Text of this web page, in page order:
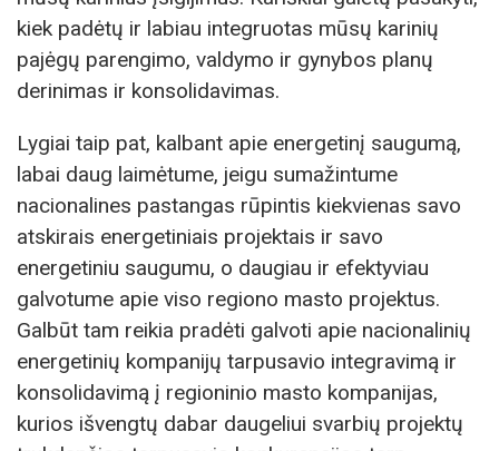
kiek padėtų ir labiau integruotas mūsų karinių
pajėgų parengimo, valdymo ir gynybos planų
derinimas ir konsolidavimas.
Lygiai taip pat, kalbant apie energetinį saugumą,
labai daug laimėtume, jeigu sumažintume
nacionalines pastangas rūpintis kiekvienas savo
atskirais energetiniais projektais ir savo
energetiniu saugumu, o daugiau ir efektyviau
galvotume apie viso regiono masto projektus.
Galbūt tam reikia pradėti galvoti apie nacionalinių
energetinių kompanijų tarpusavio integravimą ir
konsolidavimą į regioninio masto kompanijas,
kurios išvengtų dabar daugeliui svarbių projektų